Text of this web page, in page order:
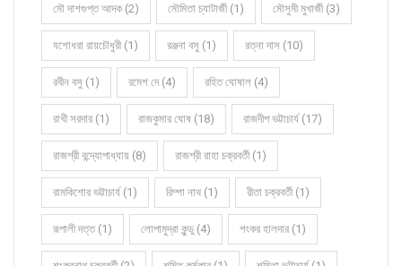
মৌ দাশগুপ্ত আদক (2) মৌমিতা চ্যাটার্জী (1) মৌসুমী মুখার্জী (3)
যশোধরা রায়চৌধুরী (1) রঞ্জনা বসু (1) রত্না দাস (10)
রবীন বসু (1) রমেশ দে (4) রহিত ঘোষাল (4)
রাখী সরদার (1) রাজকুমার ঘোষ (18) রাজদীপ ভট্টাচার্য (17)
রাজশ্রী বন্দ্যোপাধ্যায় (8) রাজশ্রী রাহা চক্রবর্তী (1)
রামকিশোর ভট্টাচার্য (1) রিম্পা নাথ (1) রীতা চক্রবর্তী (1)
রূপালী দত্ত (1) লোপামুদ্রা কুন্ডু (4) শংকর হালদার (1)